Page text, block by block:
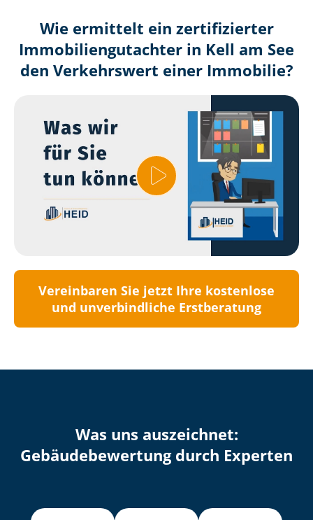
Wie ermittelt ein zertifizierter
Immobilien­gutachter in Kell am See
den Verkehrswert einer Immobilie?
Vereinbaren Sie jetzt Ihre kostenlose
und unverbindliche Erstberatung
Was uns auszeichnet:
Ge­bäu­de­be­wer­tung durch Experten